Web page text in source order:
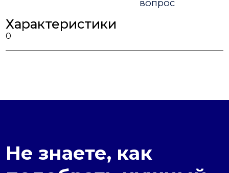
вопрос
Характеристики
0
Не знаете, как